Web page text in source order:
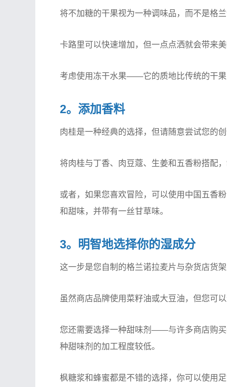
将不加糖的干果视为一种调味品，而不是格
卡路里可以快速增加，但一点点洒就会带来美
考虑使用冻干水果——它的质地比传统的干果
2。添加香料
肉桂是一种经典的选择，但请随意尝试您的创
将肉桂与丁香、肉豆蔻、生姜和五香粉搭配
或者，如果您喜欢冒险，可以使用中国五香
和甜味，并带有一丝甘草味。
3。明智地选择你的湿成分
这一步是您自制的格兰诺拉麦片与杂货店货
虽然商店品牌使用菜籽油或大豆油，但您可
您还需要选择一种甜味剂——与许多商店购
种甜味剂的加工程度较低。
枫糖浆和蜂蜜都是不错的选择，你可以使用